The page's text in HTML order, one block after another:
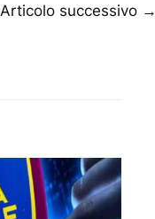
Articolo successivo →